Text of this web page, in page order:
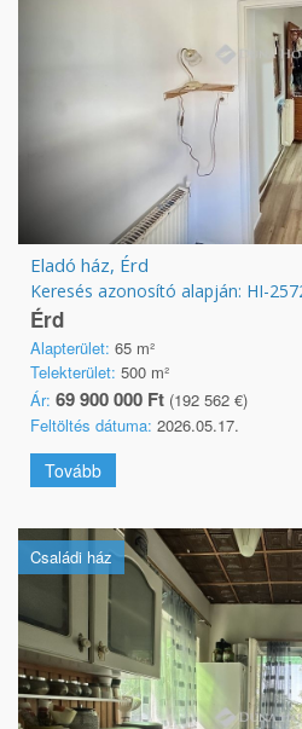
Eladó ház, Érd
Keresés azonosító alapján: HI-
Érd
Alapterület: 65 m²
Telekterület: 500 m²
Ár: 69 900 000 Ft (192 562 €)
Feltöltés dátuma: 2026.05.17.
Tovább
Családi ház